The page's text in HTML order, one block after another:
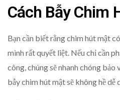
Cách Bẫy Chim
Bạn cần biết rằng chim hút mật
mình rất quyết liệt. Nếu chỉ cần
công, chúng sẽ nhanh chóng bảo
bẫy chim hút mật sẽ không hề dễ